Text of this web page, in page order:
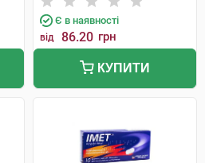
Є в наявності
від 86.20 грн
КУПИТИ